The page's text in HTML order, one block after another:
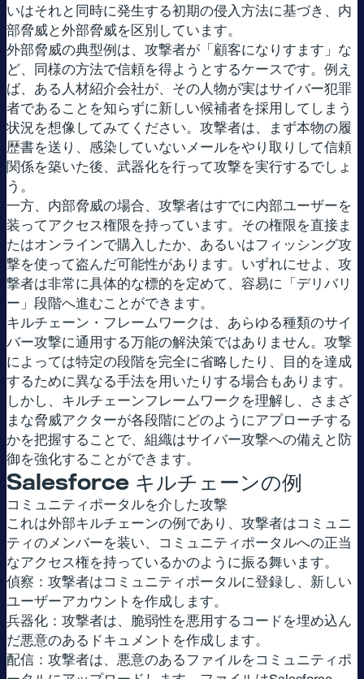
いはそれと同時に発生する初期の侵入方法に基づき、内
部脅威と外部脅威を区別しています。
外部脅威の典型例は、攻撃者が「顧客になりすます」な
ど、同様の方法で信頼を得ようとするケースです。例え
ば、ある人材紹介会社が、その人物が実はサイバー犯罪
者であることを知らずに新しい候補者を採用してしまう
状況を想像してみてください。攻撃者は、まず本物の履
歴書を送り、感染していないメールをやり取りして信頼
関係を築いた後、武器化を行って攻撃を実行するでしょ
う。
一方、内部脅威の場合、攻撃者はすでに内部ユーザーを
装ってアクセス権限を持っています。その権限を直接ま
たはオンラインで購入したか、あるいはフィッシング攻
撃を使って盗んだ可能性があります。いずれにせよ、攻
撃者は非常に具体的な標的を定めて、容易に「デリバリ
ー」段階へ進むことができます。
キルチェーン・フレームワークは、あらゆる種類のサイ
バー攻撃に通用する万能の解決策ではありません。攻撃
によっては特定の段階を完全に省略したり、目的を達成
するために異なる手法を用いたりする場合もあります。
しかし、キルチェーンフレームワークを理解し、さまざ
まな脅威アクターが各段階にどのようにアプローチする
かを把握することで、組織はサイバー攻撃への備えと防
御を強化することができます。
Salesforce キルチェーンの例
コミュニティポータルを介した攻撃
これは外部キルチェーンの例であり、攻撃者はコミュニ
ティのメンバーを装い、コミュニティポータルへの正当
なアクセス権を持っているかのように振る舞います。
偵察：攻撃者はコミュニティポータルに登録し、新しい
ユーザーアカウントを作成します。
兵器化：攻撃者は、脆弱性を悪用するコードを埋め込ん
だ悪意のあるドキュメントを作成します。
配信：攻撃者は、悪意のあるファイルをコミュニティポ